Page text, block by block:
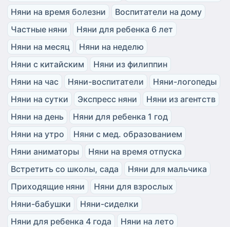
Няни на время болезни
Воспитатели на дому
Частные няни
Няни для ребенка 6 лет
Няни на месяц
Няни на неделю
Няни с китайским
Няни из филиппин
Няни на час
Няни-воспитатели
Няни-логопеды
Няни на сутки
Экспресс няни
Няни из агентств
Няни на день
Няни для ребенка 1 год
Няни на утро
Няни с мед. образованием
Няни аниматоры
Няни на время отпуска
Встретить со школы, сада
Няни для мальчика
Приходящие няни
Няни для взрослых
Няни-бабушки
Няни-сиделки
Няни для ребенка 4 года
Няни на лето